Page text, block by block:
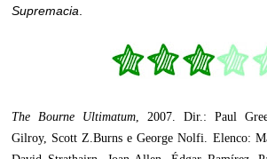
Supremacia
The Bourne Ultimatum, 2007. Dir.: Paul
Gilroy, Scott Z.Burns e George Nolfi. Elenco: